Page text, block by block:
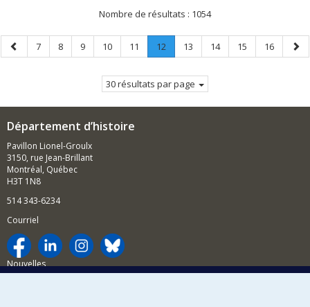
Nombre de résultats : 1054
Page
précédente
Page
7 Page
8 Page
9 Page
10 Page
11 Page
12
Page
Page
13 Page
14 Page
15 Page
16
30 résultats par page
Département d’histoire
Pavillon Lionel-Groulx
3150, rue Jean-Brillant
Montréal, Québec
H3T 1N8
514 343-6234
Courriel
Nouvelles